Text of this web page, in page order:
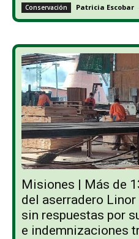
Conservación Patricia Escobar -
Misiones | Más de
del aserradero
sin respuestas por
e indemnizaciones